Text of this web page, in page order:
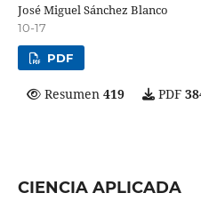
José Miguel Sánchez Blanco
10-17
PDF
Resumen 419 PDF
CIENCIA APLICADA